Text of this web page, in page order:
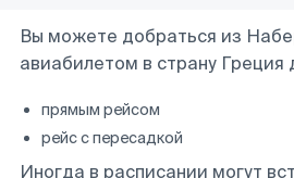
Вы можете добраться из
авиабилетом в страну Греция
прямым рейсом
рейс с пересадкой
Иногда в расписании могут